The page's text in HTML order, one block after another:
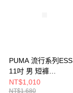
PUMA 流行系列ESS
11吋 男 短褲
62965993
NT$1,010
NT$1,680